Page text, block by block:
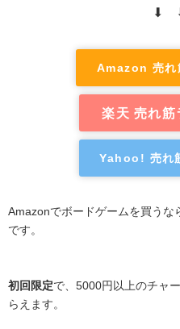
⬇
Amazon 売れ
楽天 売れ筋
Yahoo! 売れ
Amazonでボードゲームを買うな
です。
初回限定で、5000円以上のチャ
らえます。